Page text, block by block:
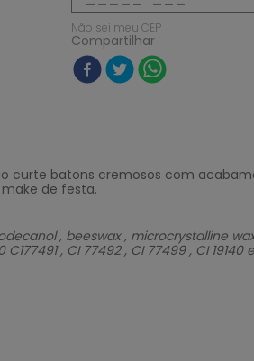
Não sei meu CEP
Compartilhar
batons cremosos com
de festa.
, beeswax , microcrystalline
, CI 77492 , CI 77499 , CI 19140